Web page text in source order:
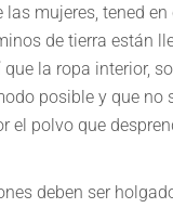
las mujeres, tened en
de tierra están
que la ropa interior,
posible y que no
el polvo que
deben ser